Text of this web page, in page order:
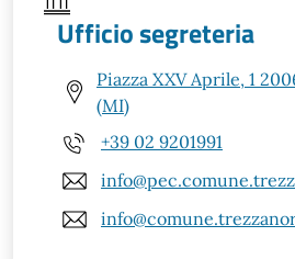
Ufficio segreteria
Piazza XXV Aprile, 1
(MI)
+39 02 9201991